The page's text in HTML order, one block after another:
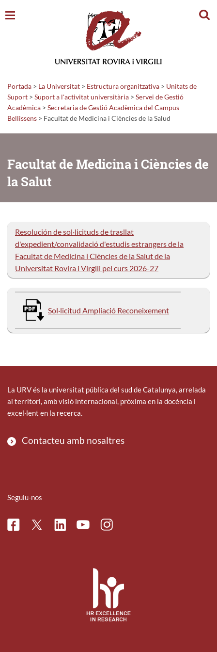
Portada > La Universitat > Estructura organitzativa > Unitats de
Suport > Suport a l'activitat universitària > Servei de Gestió
Acadèmica > Secretaria de Gestió Acadèmica del Campus
Bellissens > Facultat de Medicina i Ciències de la Salud
Facultat de Medicina i Ciències de
la Salut
Resolución de sol·licituds de trasllat
d'expedient/convalidació d'estudis estrangers de la
Facultat de Medicina i Ciències de la Salut de la
Universitat Rovira i Virgili pel curs 2026-27
Sol·licitud Ampliació Reconeixement
La URV és la universitat pública del sud de Catalunya, arrelada
al territori, amb visió internacional, pròxima en la docència i
excel·lent en la recerca.
Contacteu amb nosaltres
Seguiu-nos
FacebookTwitterLinkedinYoutubeInstagram